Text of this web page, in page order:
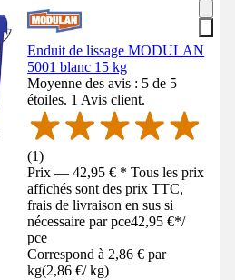
Enduit de lissage MODULAN
5001 blanc 15 kg
Moyenne des avis : 5 de 5
étoiles. 1 Avis client.
(1)
Prix — 42,95 € * Tous les prix
affichés sont des prix TTC,
frais de livraison en sus si
nécessaire par pce42,95 €*/
pce
Correspond à 2,86 € par
kg(2,86 €/ kg)